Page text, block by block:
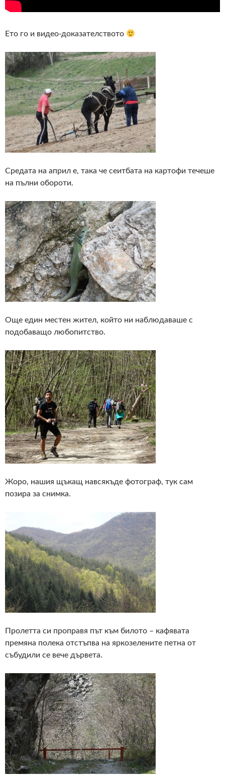
Ето го и видео-доказателството
Средата на април е, така че сеитбата на картофи течеше
на пълни обороти.
Още един местен жител, който ни наблюдаваше с
подобаващо любопитство.
Жоро, нашия щъкащ навсякъде фотограф, тук сам
позира за снимка.
Пролетта си проправя път към билото – кафявата
премяна полека отстъпва на яркозелените петна от
събудили се вече дървета.